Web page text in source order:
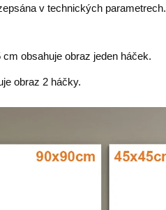
v technických parametrech.
obsahuje obraz jeden háček.
obraz 2 háčky.